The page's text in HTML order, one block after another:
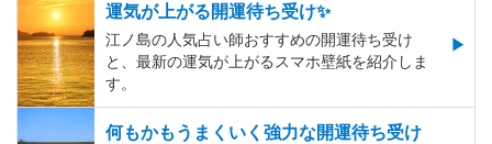
運気が上がる開運待ち受け✨
江ノ島の人気占い師おすすめの開運待ち受け
と、最新の運気が上がるスマホ壁紙を紹介しま
す。
何もかもうまくいく強力な開運待ち受け